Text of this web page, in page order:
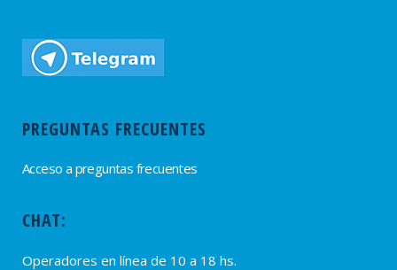
PREGUNTAS FRECUENTES
Acceso a preguntas frecuentes
CHAT:
Operadores en línea de 10 a 18 hs.